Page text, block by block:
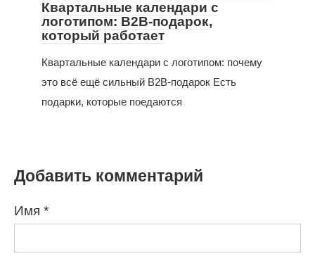
Квартальные календари с
логотипом: B2B-подарок,
который работает
Квартальные календари с логотипом: почему
это всё ещё сильный B2B-подарок Есть
подарки, которые поедаются
Добавить комментарий
Имя *